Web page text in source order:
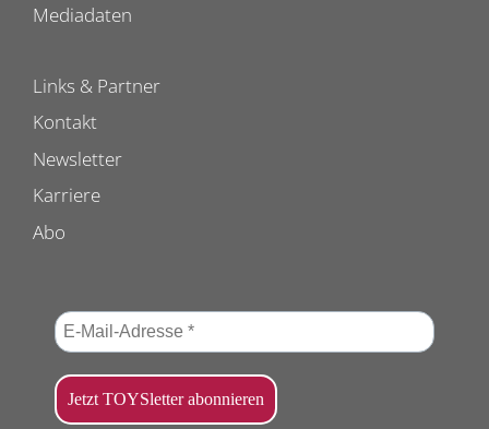
Mediadaten
Links & Partner
Kontakt
Newsletter
Karriere
Abo